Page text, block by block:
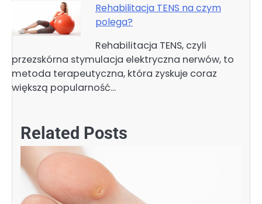
Rehabilitacja TENS na czym
polega?
Rehabilitacja TENS, czyli
przezskórna stymulacja elektryczna nerwów, to
metoda terapeutyczna, która zyskuje coraz
większą popularność…
Related Posts